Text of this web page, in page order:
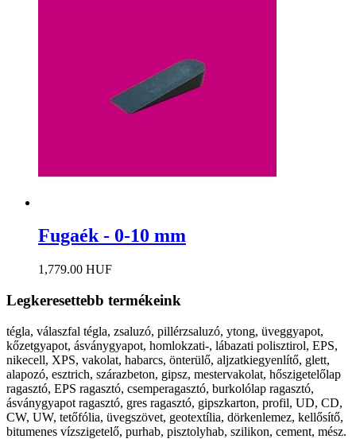
Fugaék - 0-10 mm
1,779.00 HUF
Legkeresettebb termékeink
tégla, válaszfal tégla, zsaluzó, pillérzsaluzó, ytong, üveggyapot,
kőzetgyapot, ásványgyapot, homlokzati-, lábazati polisztirol, EPS,
nikecell, XPS, vakolat, habarcs, önterülő, aljzatkiegyenlítő, glett,
alapozó, esztrich, szárazbeton, gipsz, mestervakolat, hőszigetelőlap
ragasztó, EPS ragasztó, csemperagasztó, burkolólap ragasztó,
ásványgyapot ragasztó, gres ragasztó, gipszkarton, profil, UD, CD,
CW, UW, tetőfólia, üvegszövet, geotextília, dörkenlemez, kellősítő,
bitumenes vízszigetelő, purhab, pisztolyhab, szilikon, cement, mész.